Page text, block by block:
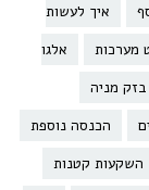
איך לעשות
מערכות
אלגו
בזק מניה
הכנסה נוספת
השקעות קטנות